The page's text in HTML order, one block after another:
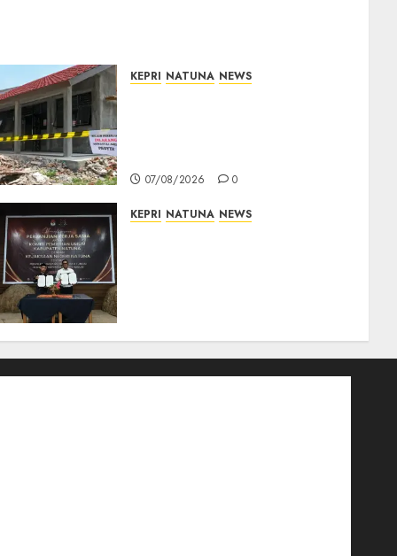
KEPRI NATUNA NEWS
07/08/2026 0
KEPRI NATUNA NEWS
07/08/2026 0